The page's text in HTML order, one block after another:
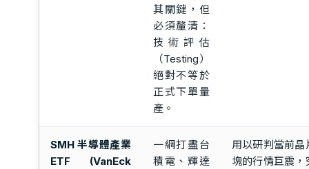
其關鍵，但
必須釐清：
技術評估
（Testing）
絕對不等於
正式下單量
產。
SMH 半導體產業
ETF (VanEck
一網打盡台
積電、輝達
用以研判當前晶
塊的行情巨震，